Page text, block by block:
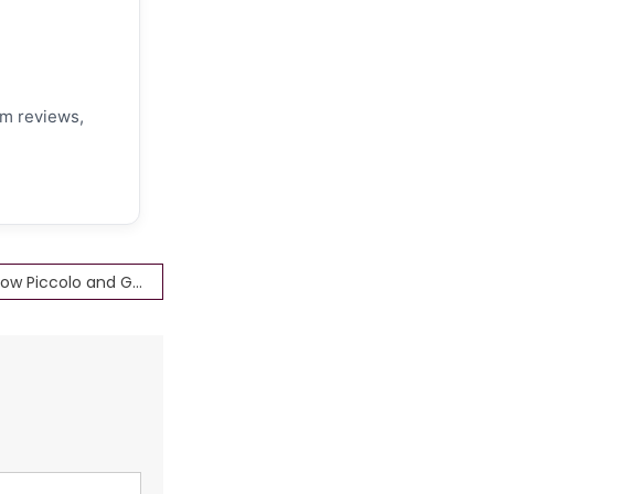
reviews,
Dragon ball super super hero How Piccolo and Gamma 2’s Battle